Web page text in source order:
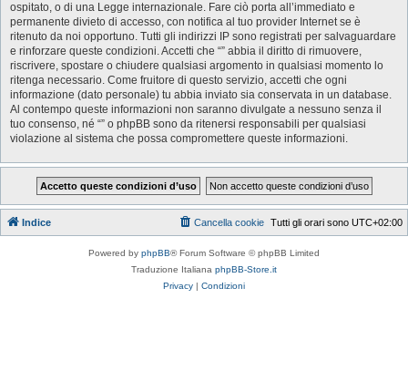
ospitato, o di una Legge internazionale. Fare ciò porta all’immediato e
permanente divieto di accesso, con notifica al tuo provider Internet se è
ritenuto da noi opportuno. Tutti gli indirizzi IP sono registrati per salvaguardare
e rinforzare queste condizioni. Accetti che “” abbia il diritto di rimuovere,
riscrivere, spostare o chiudere qualsiasi argomento in qualsiasi momento lo
ritenga necessario. Come fruitore di questo servizio, accetti che ogni
informazione (dato personale) tu abbia inviato sia conservata in un database.
Al contempo queste informazioni non saranno divulgate a nessuno senza il
tuo consenso, né “” o phpBB sono da ritenersi responsabili per qualsiasi
violazione al sistema che possa compromettere queste informazioni.
Indice Tutti gli orari sono UTC+02:00
Cancella cookie
Powered by phpBB® Forum Software © phpBB Limited
Traduzione Italiana phpBB-Store.it
Privacy | Condizioni